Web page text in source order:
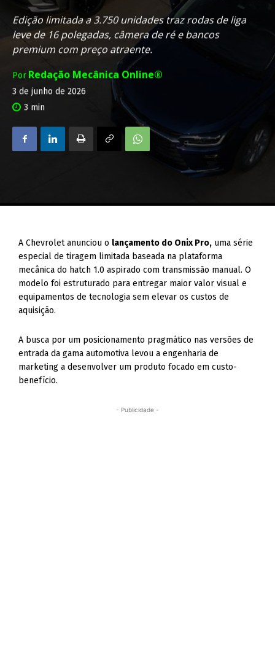
Edição limitada a 3.750 unidades traz rodas de liga
leve de 16 polegadas, câmera de ré e bancos
premium com preço atraente.
Por Redação Mecânica Online®
3 de junho de 2026
3 min
A Chevrolet anunciou o lançamento do Onix Pro, uma série
especial de tiragem limitada baseada na plataforma
mecânica do hatch 1.0 aspirado com transmissão manual. O
modelo foi estruturado para entregar maior valor visual e
equipamentos de tecnologia sem elevar os custos de
aquisição.
A busca por um posicionamento pragmático nas versões de
entrada da gama automotiva levou a engenharia de
marketing a desenvolver um produto focado em custo-
benefício.
- Publicidade -